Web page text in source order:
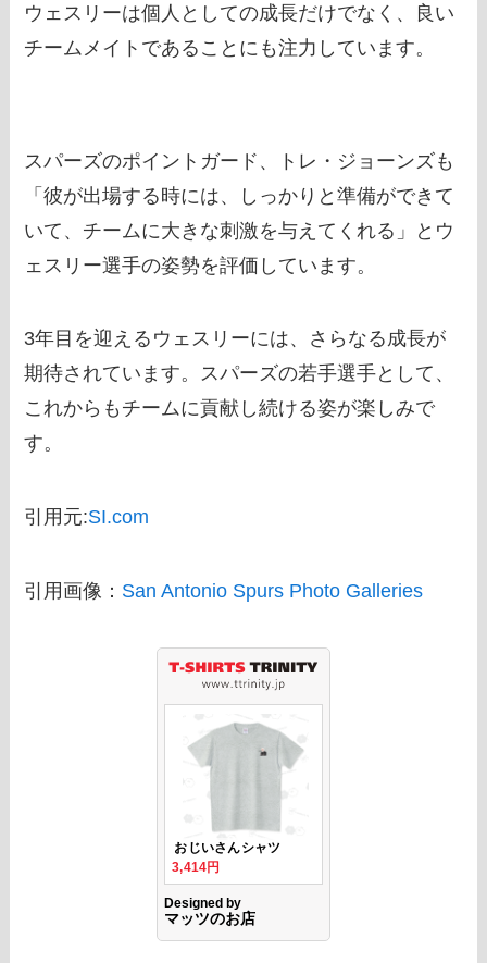
ウェスリーは個人としての成長だけでなく、良い
チームメイトであることにも注力しています。
スパーズのポイントガード、トレ・ジョーンズも
「彼が出場する時には、しっかりと準備ができて
いて、チームに大きな刺激を与えてくれる」とウ
ェスリー選手の姿勢を評価しています。
3年目を迎えるウェスリーには、さらなる成長が
期待されています。スパーズの若手選手として、
これからもチームに貢献し続ける姿が楽しみで
す。
引用元:SI.com
引用画像： San Antonio Spurs Photo Galleries